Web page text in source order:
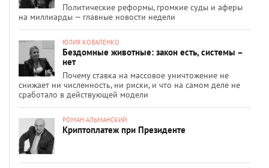
Политические реформы, громкие суды и аферы
на миллиарды — главные новости недели
ЮЛИЯ КОВАЛЕНКО
Бездомные животные: закон есть, системы –
нет
Почему ставка на массовое уничтожение не
снижает ни численность, ни риски, и что на самом деле не
сработало в действующей модели
РОМАН АЛЬМАНСКИЙ
Криптоплатеж при Президенте